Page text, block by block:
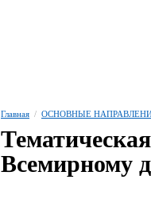
Главная / ОСНОВНЫЕ
Всемирному